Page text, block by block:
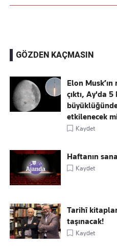
GÖZDEN KAÇMASIN
Elon
çıktı, Ay'da 5
etkilenecek
Kaydet
Haftanın
Kaydet
Tarihî
taşınacak!
Kaydet